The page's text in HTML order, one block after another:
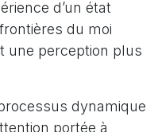
d’un état
du moi
une perception plus
dynamique
portée à